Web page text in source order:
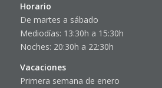
Horario
De martes a sábado
Mediodías: 13:30h a 15:30h
Noches: 20:30h a 22:30h
Vacaciones
Primera semana de enero